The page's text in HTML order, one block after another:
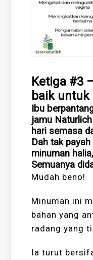
Ketiga #3
baik
Ibu
jamu
hari semasa
Dah tak
minuman
Semuanya
Mudah beno!
Minuman ini
bahan yang
radang yang
Ia turut